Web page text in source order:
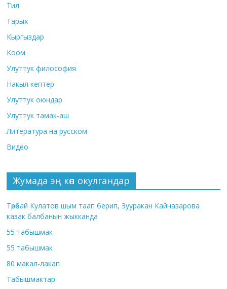
Тил
Тарых
Кыргыздар
Коом
Улуттук философия
Накыл кептер
Улуттук оюндар
Улуттук тамак-аш
Литература на русском
Видео
Жумада эң көп окулгандар
Төрөбай Кулатов шым таап берип, Зууракан Кайназарова
казак балбанын жыкканда
55 табышмак
55 табышмак
80 макал-лакап
Табышмактар